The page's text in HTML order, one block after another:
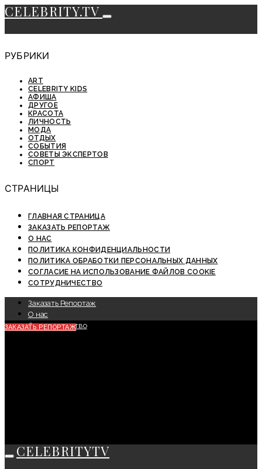
CELEBRITY.TV
РУБРИКИ
ART
CELEBRITY KIDS
АФИША
ДРУГОЕ
КРАСОТА
ЛИЧНОСТЬ
МОДА
ОТДЫХ
СОБЫТИЯ
СОВЕТЫ ЭКСПЕРТОВ
СПОРТ
СТРАНИЦЫ
ГЛАВНАЯ СТРАНИЦА
ЗАКАЗАТЬ РЕПОРТАЖ
О НАС
ПОЛИТИКА КОНФИДЕНЦИАЛЬНОСТИ
ПОЛИТИКА ОБРАБОТКИ ПЕРСОНАЛЬНЫХ ДАННЫХ
СОГЛАСИЕ НА ИСПОЛЬЗОВАНИЕ ФАЙЛОВ COOKIE
СОТРУДНИЧЕСТВО
Заказать Репортаж
О нас
Сотрудничество
ЗАКАЗАТЬ РЕПОРТАЖ
CELEBRITYTV